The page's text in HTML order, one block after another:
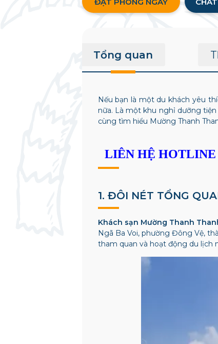
Tổng quan
Nếu bạn là một du khách yêu
nữa. Là một khu nghỉ dưỡng
cùng tìm hiểu Mường Thanh
LIÊN HỆ HOTLINE
1. ĐÔI NÉT TỔNG
Khách sạn Mường Thanh
Ngã Ba Voi, phường Đông Vệ,
tham quan và hoạt động du lịch